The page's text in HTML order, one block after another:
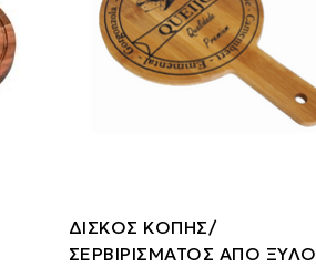
ΔΙΣΚΟΣ ΚΟΠΗΣ/
ΣΕΡΒΙΡΙΣΜΑΤΟΣ ΑΠΟ ΞΥΛΟ